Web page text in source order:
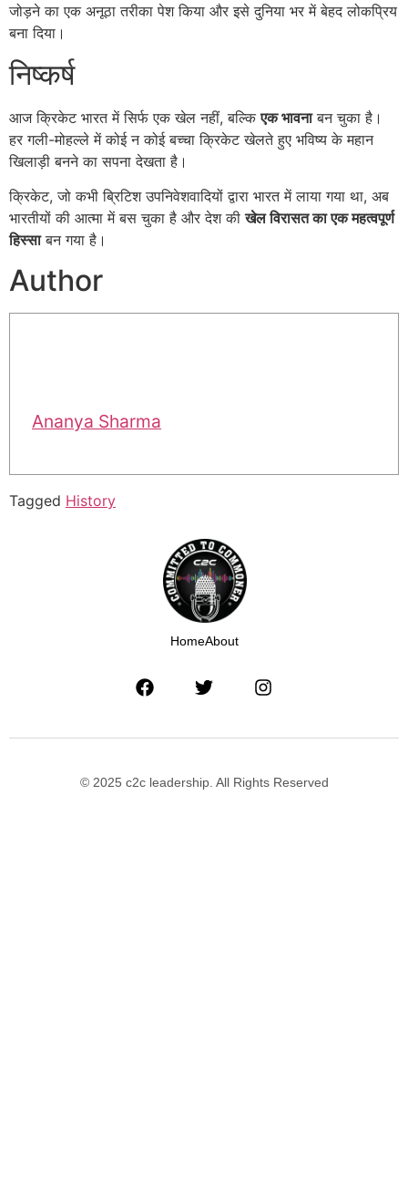
जोड़ने का एक अनूठा तरीका पेश किया और इसे दुनिया भर में बेहद लोकप्रिय
बना दिया।
निष्कर्ष
आज क्रिकेट भारत में सिर्फ एक खेल नहीं, बल्किएक भावनाबन चुका है।
हर गली-मोहल्ले में कोई न कोई बच्चा क्रिकेट खेलते हुए भविष्य के महान
खिलाड़ी बनने का सपना देखता है।
क्रिकेट, जो कभी ब्रिटिश उपनिवेशवादियों द्वारा भारत में लाया गया था, अब
भारतीयों की आत्मा में बस चुका है और देश कीखेल विरासत का एक महत्वपूर्ण
हिस्साबन गया है।
Author
Ananya Sharma
Tagged History
HomeAbout
© 2025 c2c leadership. All Rights Reserved